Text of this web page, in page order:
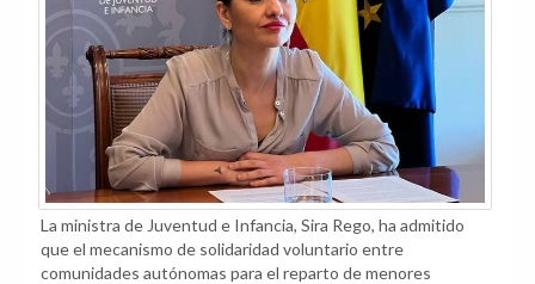
La ministra de Juventud e Infancia, Sira Rego, ha admitido
que el mecanismo de solidaridad voluntario entre
comunidades autónomas para el reparto de menores